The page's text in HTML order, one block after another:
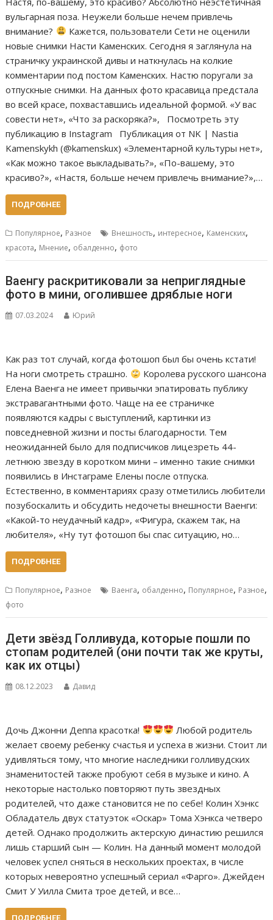
вульгарная поза. Неужели больше нечем привлечь
внимание?
Кажется, пользователи Сети не оценили
новые снимки Насти Каменских. Сегодня я заглянула на
страничку украинской дивы и наткнулась на колкие
комментарии под постом Каменских. Настю поругали за
отпускные снимки. На данных фото красавица предстала
во всей красе, похваставшись идеальной формой. «У вас
совести нет», «Что за раскоряка?», Посмотреть эту
публикацию в Instagram Публикация от NK | Nastia
Kamenskykh (@kamenskux) «Элементарной культуры нет»,
«Как можно такое выкладывать?», «По-вашему, это
красиво?», «Настя, больше нечем привлечь внимание?»,…
ПОДРОБНЕЕ
Популярное, Разное Внешность, интересное, Каменских,
красота, Мнение, обалденно, фото
Ваенгу раскритиковали за неприглядные
фото в мини, оголившее дряблые ноги
07.03.2024 Юрий
Как раз тот случай, когда фотошоп был бы очень кстати!
На ноги смотреть страшно.
Королева русского шансона
Елена Ваенга не имеет привычки эпатировать публику
экстравагантными фото. Чаще на ее страничке
появляются кадры с выступлений, картинки из
повседневной жизни и посты благодарности. Тем
неожиданней было для подписчиков лицезреть 44-
летнюю звезду в коротком мини – именно такие снимки
появились в Инстаграме Елены после отпуска.
Естественно, в комментариях сразу отметились любители
позубоскалить и обсудить недочеты внешности Ваенги:
«Какой-то неудачный кадр», «Фигура, скажем так, на
любителя», «Ну тут фотошоп бы спас ситуацию, но…
ПОДРОБНЕЕ
Популярное, Разное Ваенга, обалденно, Популярное, Разное,
фото
Дети звёзд Голливуда, которые пошли по
стопам родителей (они почти так же круты,
как их отцы)
08.12.2023 Давид
Дочь Джонни Деппа красотка!
Любой родитель
желает своему ребенку счастья и успеха в жизни. Стоит ли
удивляться тому, что многие наследники голливудских
знаменитостей также пробуют себя в музыке и кино. А
некоторые настолько повторяют путь звездных
родителей, что даже становится не по себе! Колин Хэнкс
Обладатель двух статуэток «Оскар» Тома Хэнкса четверо
детей. Однако продолжить актерскую династию решился
лишь старший сын — Колин. На данный момент молодой
человек успел сняться в нескольких проектах, в числе
которых невероятно успешный сериал «Фарго». Джейден
Смит У Уилла Смита трое детей, и все…
ПОДРОБНЕЕ